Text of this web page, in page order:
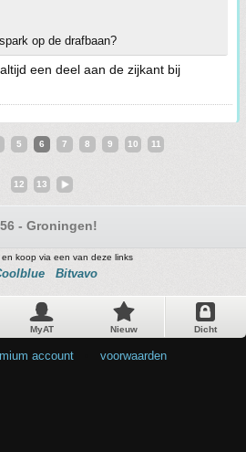
op de drafbaan?
een deel aan de zijkant bij
5 6 7 8 9 10 11
12 13
- Groningen!
koop via een van deze links
Bitvavo
MyAT Nieuw Dicht
account voorwaarden